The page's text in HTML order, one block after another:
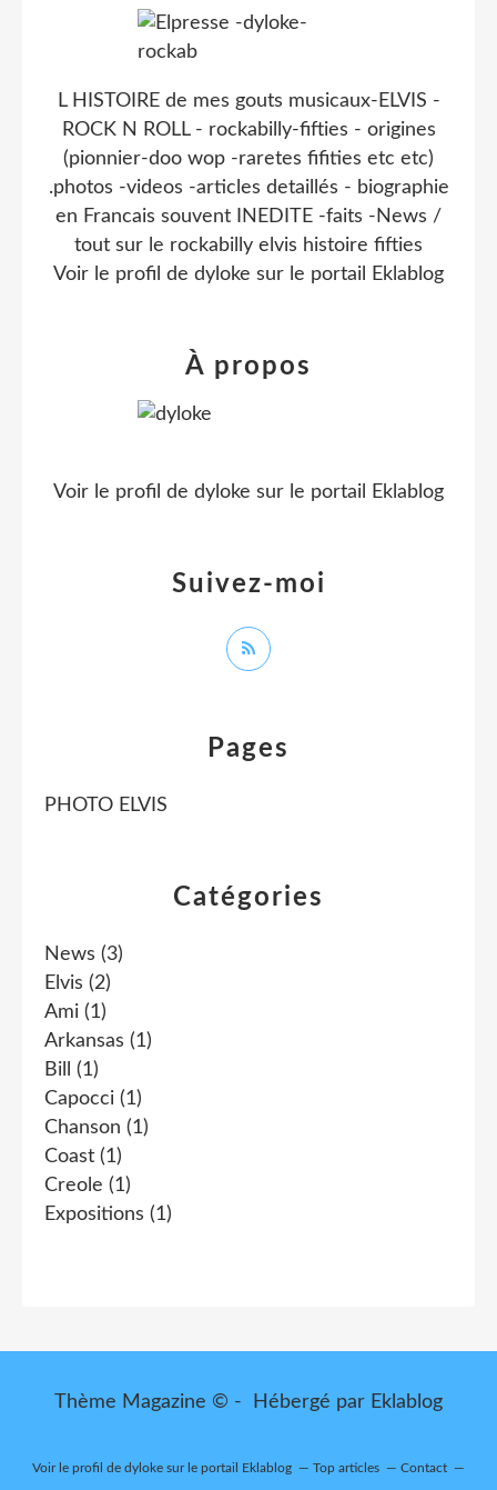
Catégories
News (3)
Elvis (2)
Ami (1)
Arkansas (1)
Bill
(1)
Capocci (1)
Chanson (1)
Coast (1)
Creole (1)
Expositions (1)
Pages
PHOTO ELVIS
L HISTOIRE de mes gouts musicaux-ELVIS -
ROCK N ROLL - rockabilly-fifties - origines
(pionnier-doo wop -raretes fifities etc etc)
.photos -videos -articles detaillés - biographie
en Francais souvent INEDITE -faits -News /
tout sur le rockabilly elvis histoire fifties
Voir le profil de dyloke sur le portail Eklablog
Suivez-moi
À propos
Voir le profil de dyloke sur le portail Eklablog
Thème Magazine © - Hébergé par Eklablog
Voir le profil de dyloke sur le portail Eklablog Top articles Contact